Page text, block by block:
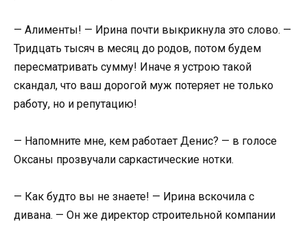
— Алименты! — Ирина почти выкрикнула это слово. —
Тридцать тысяч в месяц до родов, потом будем
пересматривать сумму! Иначе я устрою такой
скандал, что ваш дорогой муж потеряет не только
работу, но и репутацию!
— Напомните мне, кем работает Денис? — в голосе
Оксаны прозвучали саркастические нотки.
— Как будто вы не знаете! — Ирина вскочила с
дивана. — Он же директор строительной компании